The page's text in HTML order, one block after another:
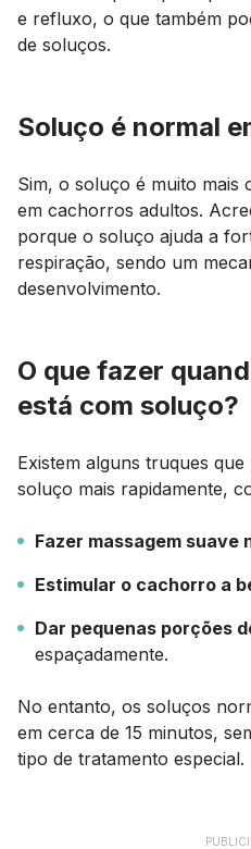
e refluxo, o que também
de soluços.
Soluço é normal
Sim, o soluço é muito mais
em cachorros adultos.
porque o soluço ajuda a
respiração, sendo um
desenvolvimento.
O que fazer
está com soluço?
Existem alguns truques
soluço mais rapidamente,
Fazer massagem suave
Estimular o cachorro a
Dar pequenas porções
espaçadamente.
No entanto, os soluços
em cerca de 15 minutos,
tipo de tratamento especial.